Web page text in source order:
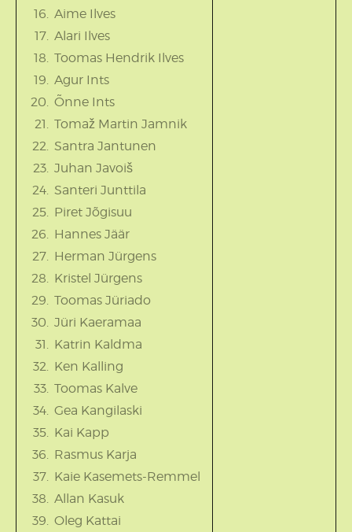
Aime Ilves
Alari Ilves
Toomas Hendrik Ilves
Agur Ints
Õnne Ints
Tomaž Martin Jamnik
Santra Jantunen
Juhan Javoiš
Santeri Junttila
Piret Jõgisuu
Hannes Jäär
Herman Jürgens
Kristel Jürgens
Toomas Jüriado
Jüri Kaeramaa
Katrin Kaldma
Ken Kalling
Toomas Kalve
Gea Kangilaski
Kai Kapp
Rasmus Karja
Kaie Kasemets-Remmel
Allan Kasuk
Oleg Kattai